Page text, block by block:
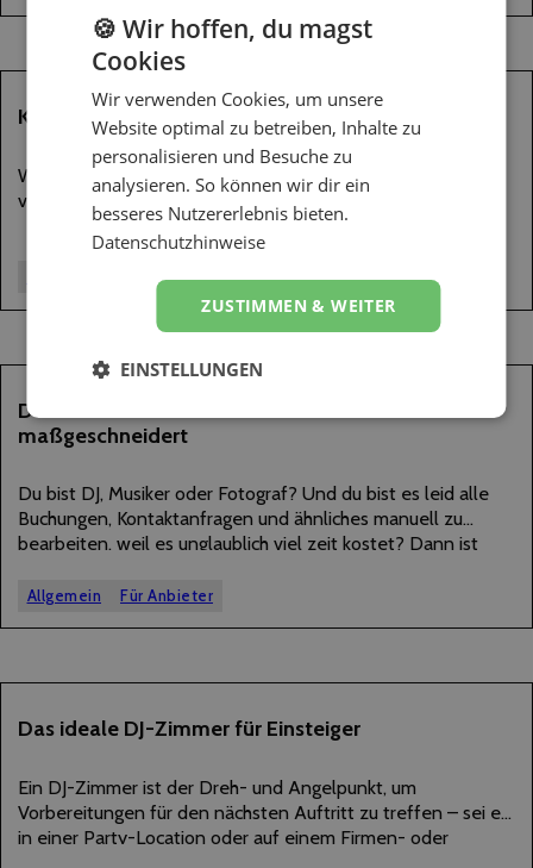
KI und Musik – Zukunft des DJing
Willkommen zu unserem Artikel über die spannende Welt
von KI, DJing und Musik!
DJ-Tipps Für DJs
MÄRZ
Der Booster für deine Karriere – Onlineformulare
maßgeschneidert
Du bist DJ, Musiker oder Fotograf? Und du bist es leid alle
Buchungen, Kontaktanfragen und ähnliches manuell zu
bearbeiten, weil es unglaublich viel zeit kostet? Dann ist
Allgemein Für Anbieter
09
Das ideale DJ-Zimmer für Einsteiger
Ein DJ-Zimmer ist der Dreh- und Angelpunkt, um
Vorbereitungen für den nächsten Auftritt zu treffen – sei es
in einer Party-Location oder auf einem Firmen- oder
🍪 Wir hoffen, du magst
Cookies
Wir verwenden Cookies, um unsere
Website optimal zu betreiben, Inhalte zu
personalisieren und Besuche zu
analysieren. So können wir dir ein
besseres Nutzererlebnis bieten.
Datenschutzhinweise
ZUSTIMMEN & WEITER
EINSTELLUNGEN